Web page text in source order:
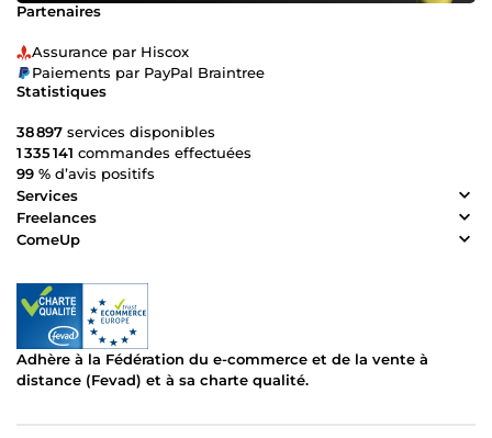
Partenaires
Assurance par Hiscox
Paiements par PayPal Braintree
Statistiques
38 897 services disponibles
1 335 141 commandes effectuées
99 % d’avis positifs
Services
Freelances
ComeUp
Adhère à la Fédération du e-commerce et de la vente à
distance (Fevad) et à sa charte qualité.